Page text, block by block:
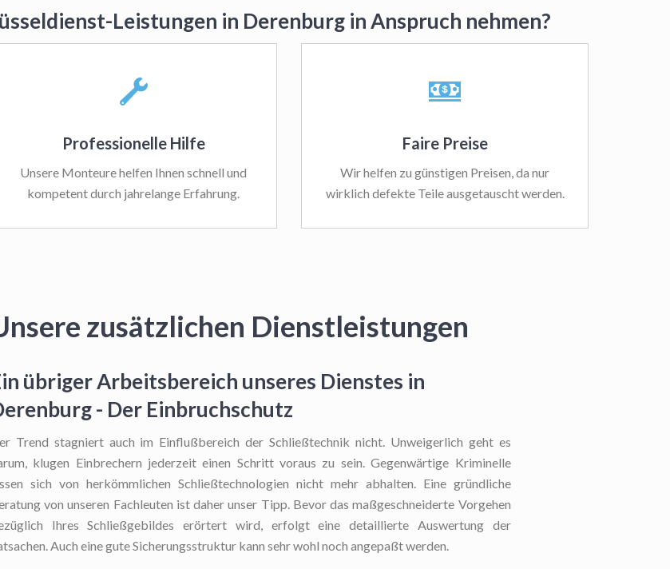
Leistungen in Derenburg in Anspruch nehmen?
Professionelle Hilfe
Unsere Monteure helfen Ihnen schnell und
kompetent durch jahrelange Erfahrung.
Faire Preise
Wir helfen zu günstigen Preisen, da nur
wirklich defekte Teile ausgetauscht werden.
zusätzlichen Dienstleistungen
übriger Arbeitsbereich unseres Dienstes in
- Der Einbruchschutz
Trend stagniert auch im Einflußbereich der Schließtechnik nicht. Unweigerlich geht es
klugen Einbrechern jederzeit einen Schritt voraus zu sein. Gegenwärtige Kriminelle
sich von herkömmlichen Schließtechnologien nicht mehr abhalten. Eine gründliche
von unseren Fachleuten ist daher unser Tipp. Bevor das maßgeschneiderte Vorgehen
Ihres Schließgebildes erörtert wird, erfolgt eine detaillierte Auswertung der
Auch eine gute Sicherungsstruktur kann sehr wohl noch angepaßt werden.